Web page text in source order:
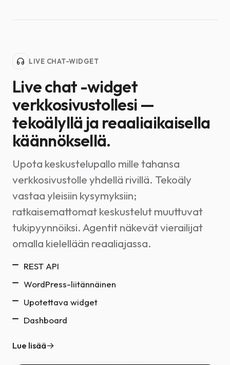
LIVE CHAT-WIDGET
Live chat -widget
verkkosivustollesi —
tekoälyllä ja reaaliaikaisella
käännöksellä.
Upota keskustelupallo mille tahansa
verkkosivustolle yhdellä rivillä. Tekoäly
vastaa yleisiin kysymyksiin;
ratkaisemattomat keskustelut muuttuvat
tukipyynnöiksi. Agentit näkevät vierailijat
omalla kielellään reaaliajassa.
REST API
WordPress-liitännäinen
Upotettava widget
Dashboard
Lue lisää